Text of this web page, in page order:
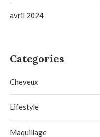
avril 2024
Categories
Cheveux
Lifestyle
Maquillage